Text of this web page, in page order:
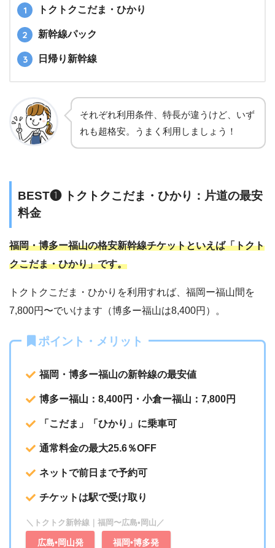
トクトクこだま・ひかり
新幹線パック
日帰り新幹線
それぞれ利用条件、特長が違うけど、いず
れも超格安。うまく利用しましょう！
BEST❶ トクトクこだま・ひかり：片道の最安
料金
福岡・博多ー福山の格安新幹線チケットといえば「トクト
クこだま・ひかり」です。
トクトクこだま・ひかりを利用すれば、福岡ー福山間を
7,800円〜でいけます（博多ー福山は8,400円）。
ポイント・メリット
福岡・博多ー福山の新幹線の最安値
博多ー福山：8,400円・小倉ー福山：7,800円
「こだま」「ひかり」に乗車可
通常料金の最大25.6％OFF
ネットで前日まで予約可
チケットは駅で受け取り
＼トクトク新幹線｜福岡〜広島•岡山／
広島•岡山発 福岡•博多発